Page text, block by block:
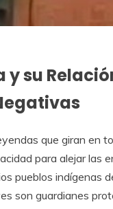
y su
que giran en
para alejar las
pueblos indígenas
son guardianes